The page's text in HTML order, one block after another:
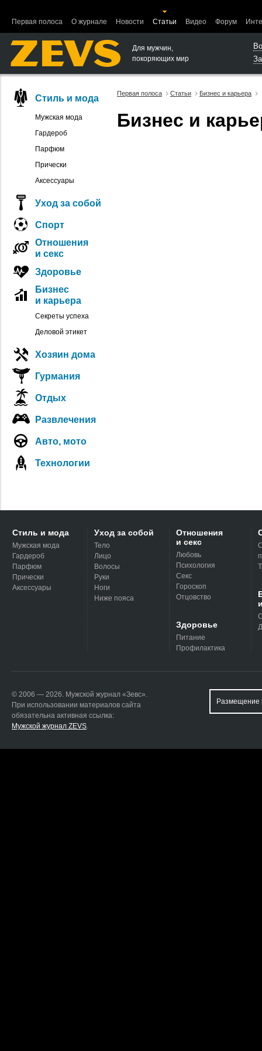
Первая полоса
О журнале Новости Статьи Видео Форум
Для мужчин,
покоряющих мир
Стиль и мода
Мужская мода
Гардероб
Парфюм
Прически
Аксессуары
Уход за собой
Спорт
Отношения
и секс
Здоровье
Бизнес
и карьера
Секреты успеха
Деловой этикет
Хозяин дома
Гурмания
Отдых
Развлечения
Авто, мото
Технологии
Первая полоса Статьи Бизнес и карьера
Бизнес и
Стиль и мода
Мужская мода
Гардероб
Парфюм
Прически
Аксессуары
Уход за собой
Тело
Лицо
Волосы
Руки
Ноги
Ниже пояса
Отношения
и секс
Любовь
Психология
Секс
Гороскоп
Отцовство
Здоровье
Питание
Профилактика
© 2006 — 2026. Мужской журнал «Зевс».
При использовании материалов сайта
обязательна активная ссылка:
Мужской журнал ZEVS.
Размещение